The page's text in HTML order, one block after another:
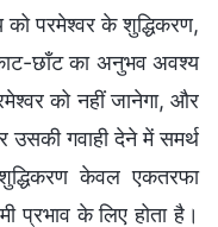
को परमेश्वर के शुद्धिकरण,
छाँट का अनुभव अवश्य
को नहीं जानेगा, और
गवाही देने में समर्थ
शुद्धिकरण केवल एकतरफा
प्रभाव के लिए होता है।